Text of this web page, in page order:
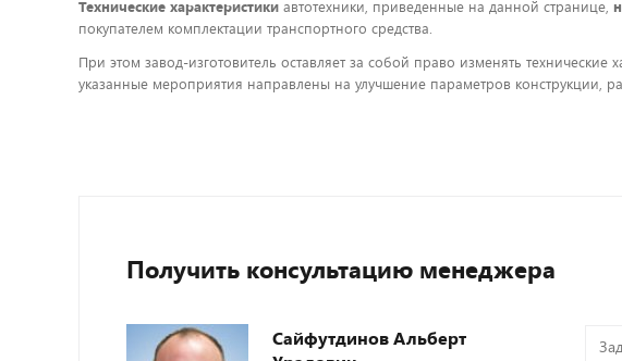
Технические характеристики автотехники, приведенные на данной странице,
покупателем комплектации транспортного средства.
При этом завод-изготовитель оставляет за собой право изменять
указанные мероприятия направлены на улучшение параметров конструкции,
Получить консультацию менеджера
Сайфутдинов Альберт